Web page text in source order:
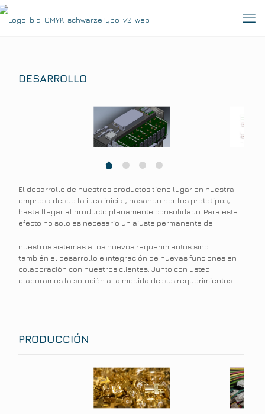
DESARROLLO
0 1 2 3
El desarrollo de nuestros productos tiene lugar en nuestra
empresa desde la idea inicial, pasando por los prototipos,
hasta llegar al producto plenamente consolidado. Para este
efecto no solo es necesario un ajuste permanente de
nuestros sistemas a los nuevos requerimientos sino
también el desarrollo e integración de nuevas funciones en
colaboración con nuestros clientes. Junto con usted
elaboramos la solución a la medida de sus requerimientos.
PRODUCCIÓN